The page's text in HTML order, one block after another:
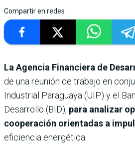
Compartir en redes
La Agencia Financiera de
de una reunión de trabajo en
Industrial Paraguaya (UIP) y el
Desarrollo (BID), para analizar
cooperación orientadas a
eficiencia energética.